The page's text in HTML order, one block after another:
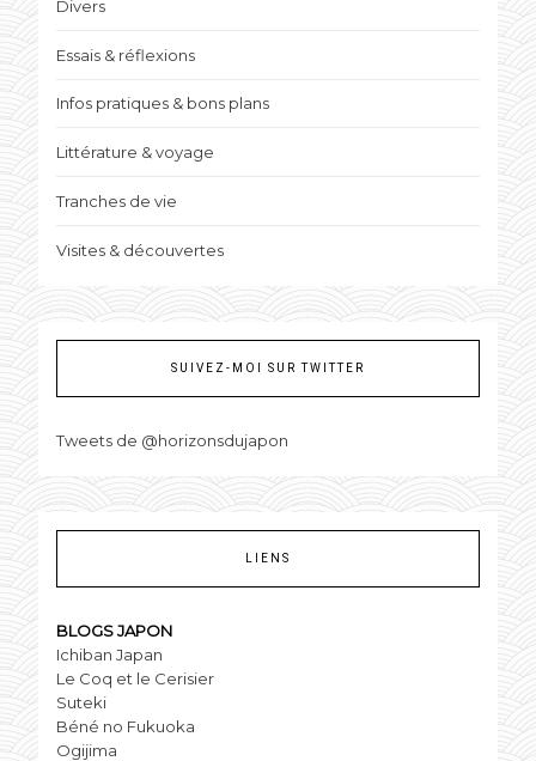
Divers
Essais & réflexions
Infos pratiques & bons plans
Littérature & voyage
Tranches de vie
Visites & découvertes
SUIVEZ-MOI SUR TWITTER
Tweets de @horizonsdujapon
LIENS
BLOGS JAPON
Ichiban Japan
Le Coq et le Cerisier
Suteki
Béné no Fukuoka
Ogijima